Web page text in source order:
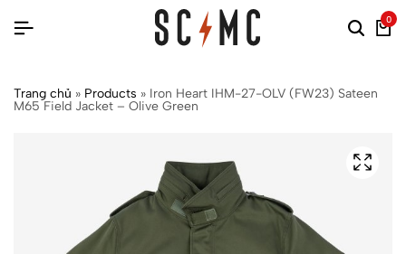
0
Trang chủ » Products » Iron Heart IHM-27-OLV (FW23) Sateen
M65 Field Jacket – Olive Green